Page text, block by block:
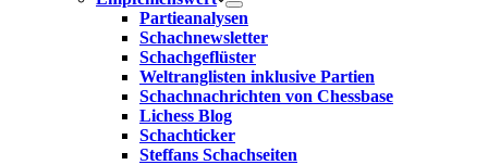
Partieanalysen
Schachnewsletter
Schachgeflüster
Weltranglisten inklusive Partien
Schachnachrichten von Chessbase
Lichess Blog
Schachticker
Steffans Schachseiten